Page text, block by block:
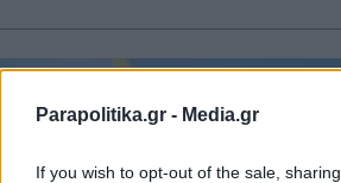
Parapolitika.gr - Media.gr
If you wish to opt-out of the sale,